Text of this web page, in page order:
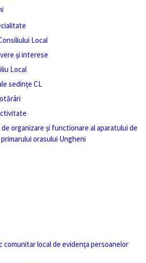
Local
și interese
Local
sedințe CL
organizare și functionare al aparatului de
orasului Ungheni
comunitar local de evidenţa persoanelor